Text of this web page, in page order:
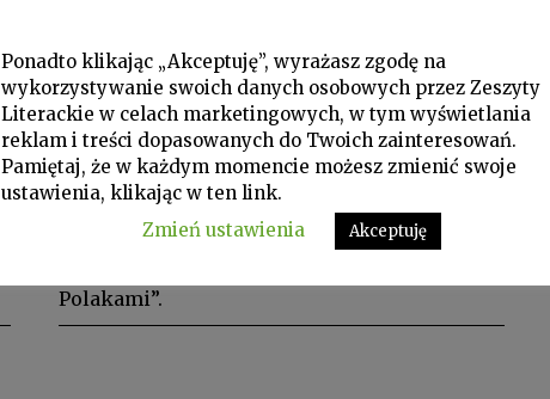
P 2019 nr 4, Palimpsest, Podróże
MAREK KARPIŃSKI
Katalonia. Osioł i byk
Kiedy jechaliśmy taksówką do centrum
Barcelony, nasz kierowca, gdy tylko się
dowiedział, że Polacy, zaraz oświadczył, „że
Polakami”.
Ponadto klikając „Akceptuję”, wyrażasz zgodę na
wykorzystywanie swoich danych osobowych przez Zeszyty
Literackie w celach marketingowych, w tym wyświetlania
reklam i treści dopasowanych do Twoich zainteresowań.
Pamiętaj, że w każdym momencie możesz zmienić swoje
ustawienia, klikając w ten link.
Zmień ustawienia
Akceptuję